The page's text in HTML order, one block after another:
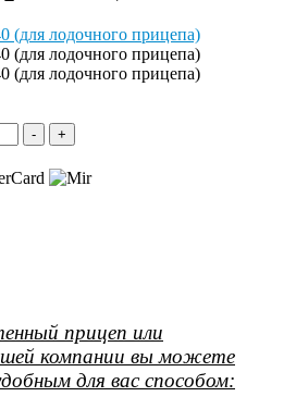
прицеп или
компании вы можете
для вас способом: